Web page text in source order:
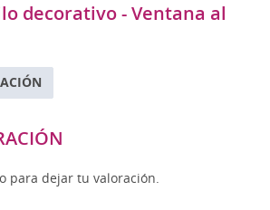
decorativo - Ventana al
para dejar tu valoración.